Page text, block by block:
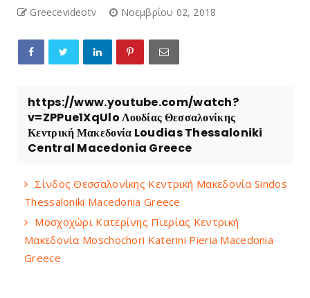
Greecevideotv Νοεμβρίου 02, 2018
https://www.youtube.com/watch?
v=ZPPue1XqUlo Λουδίας Θεσσαλονίκης
Κεντρική Μακεδονία Loudias Thessaloniki
Central Macedonia Greece
Σίνδος Θεσσαλονίκης Κεντρική Μακεδονία Sindos
Thessaloniki Macedonia Greece
Μοσχοχώρι Κατερίνης Πιερίας Κεντρική
Μακεδονία Moschochori Katerini Pieria Macedonia
Greece